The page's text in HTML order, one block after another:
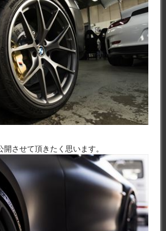
させて頂きたく思います。